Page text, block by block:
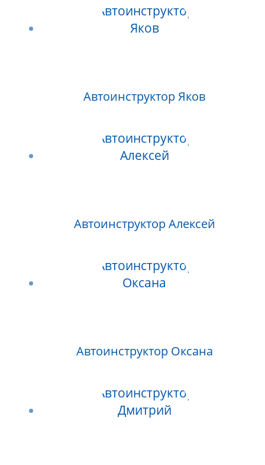
Автоинструктор Яков
Автоинструктор Алексей
Автоинструктор Оксана